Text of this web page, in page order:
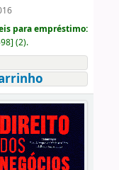
para empréstimo:
] (2).